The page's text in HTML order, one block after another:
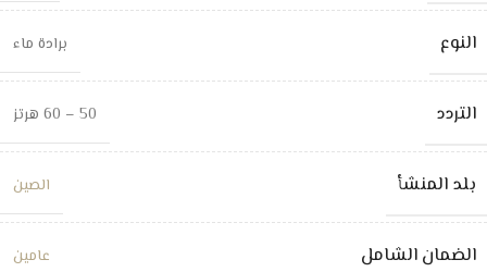
النوع برادة ماء
التردد 50 – 60 هرتز
بلد المنشأ الصين
الضمان الشامل عامين